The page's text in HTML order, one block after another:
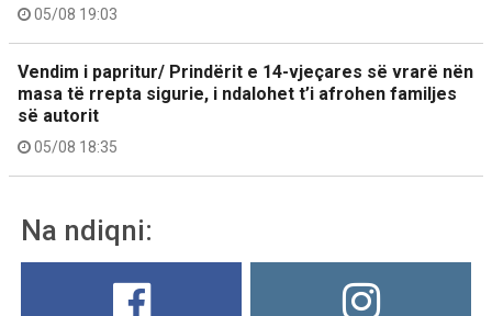
05/08 19:03
Vendim i papritur/ Prindërit e 14-vjeçares së vrarë nën
masa të rrepta sigurie, i ndalohet t’i afrohen familjes
së autorit
05/08 18:35
Na ndiqni: